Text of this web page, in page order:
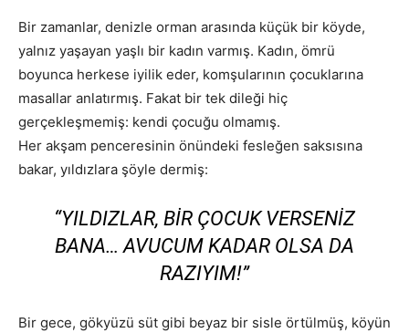
Bir zamanlar, denizle orman arasında küçük bir köyde,
yalnız yaşayan yaşlı bir kadın varmış. Kadın, ömrü
boyunca herkese iyilik eder, komşularının çocuklarına
masallar anlatırmış. Fakat bir tek dileği hiç
gerçekleşmemiş: kendi çocuğu olmamış.
Her akşam penceresinin önündeki fesleğen saksısına
bakar, yıldızlara şöyle dermiş:
“YILDIZLAR, BIR ÇOCUK VERSENIZ
BANA… AVUCUM KADAR OLSA DA
RAZIYIM!”
Bir gece, gökyüzü süt gibi beyaz bir sisle örtülmüş, köyün